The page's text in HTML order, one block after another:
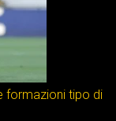
formazioni tipo di